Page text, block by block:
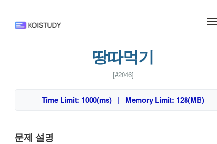
땅따먹기
[#2046]
Time Limit: 1000(ms) | Memory Limit: 128(MB)
문제 설명